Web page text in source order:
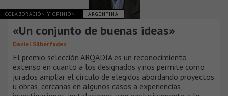
COLABORACIÓN Y OPINIÓN ARGENTINA
«Un conjunto de buenas ideas»
Daniel Silberfaden
El premio selección ARQADIA es un reconocimiento
extenso en cuanto a los designados y nos permite como
jurados ampliar el círculo de elegidos abordando proyectos
u obras, cercanas en algunos casos a experiencias,